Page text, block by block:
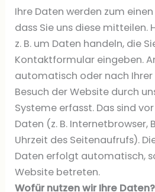
Ihre Daten werden zum
dass Sie uns diese mitteilen.
z. B. um Daten handeln, die
Kontaktformular eingeben.
automatisch oder nach Ihrer
Besuch der Website durch
Systeme erfasst. Das sind
Daten (z. B. Internetbrowser,
Uhrzeit des Seitenaufrufs).
Daten erfolgt automatisch,
Website betreten.
Wofür nutzen wir Ihre Daten?